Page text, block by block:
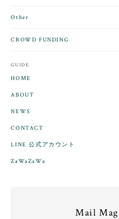
Other
CROWD FUNDING
GUIDE
HOME
ABOUT
NEWS
CONTACT
LINE 公式アカウント
ZaWaZaWa
Mail